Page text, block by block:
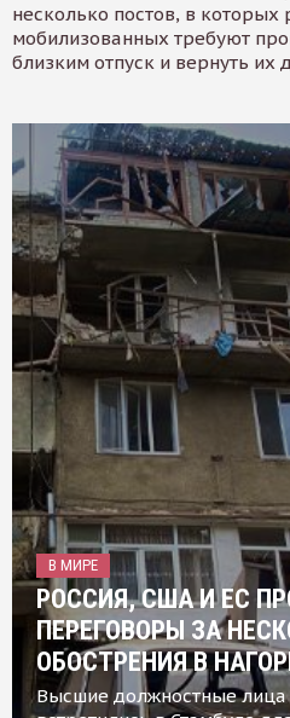
несколько постов, в которых
мобилизованных требуют
близким отпуск и вернуть их
В МИРЕ
РОССИЯ, США И ЕС
ПЕРЕГОВОРЫ ЗА
ОБОСТРЕНИЯ В
Высшие должностные